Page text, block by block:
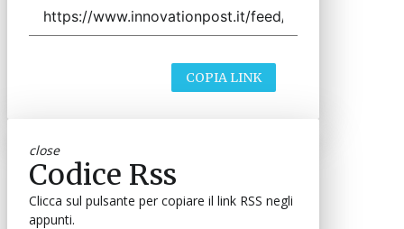
COPIA LINK
close
Codice Rss
Clicca sul pulsante per copiare il link RSS negli
appunti.